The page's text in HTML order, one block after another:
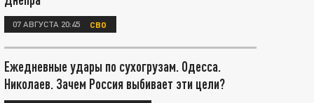
07 АВГУСТА 20:45 СВО
Ежедневные удары по сухогрузам. Одесса.
Николаев. Зачем Россия выбивает эти цели?